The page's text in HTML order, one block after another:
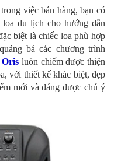
việc bán hàng, bạn có
du lịch cho hướng dẫn
biệt là chiếc loa phù hợp
bá các chương trình
Oris luôn chiếm được thiện
với thiết kế khác biệt, đẹp
mới và đáng được chú ý